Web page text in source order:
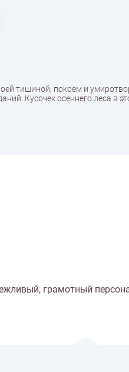
тишиной, покоем и
Кусочек осеннего леса в
грамотный